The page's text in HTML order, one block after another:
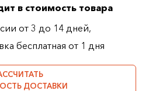
в стоимость товара
от 3 до 14 дней,
бесплатная от 1 дня
ДОСТАВКИ